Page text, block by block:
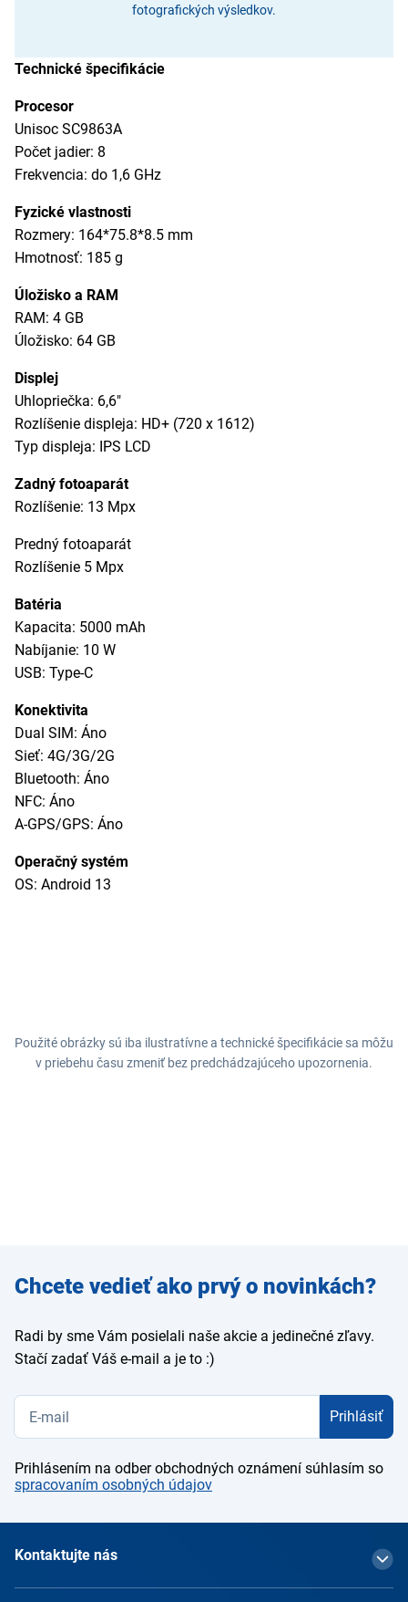
fotografických výsledkov.
Technické špecifikácie
Procesor
Unisoc SC9863A
Počet jadier: 8
Frekvencia: do 1,6 GHz
Fyzické vlastnosti
Rozmery: 164*75.8*8.5 mm
Hmotnosť: 185 g
Úložisko a RAM
RAM: 4 GB
Úložisko: 64 GB
Displej
Uhlopriečka: 6,6"
Rozlíšenie displeja: HD+ (720 x 1612)
Typ displeja: IPS LCD
Zadný fotoaparát
Rozlíšenie: 13 Mpx
Predný fotoaparát
Rozlíšenie 5 Mpx
Batéria
Kapacita: 5000 mAh
Nabíjanie: 10 W
USB: Type-C
Konektivita
Dual SIM: Áno
Sieť: 4G/3G/2G
Bluetooth: Áno
NFC: Áno
A-GPS/GPS: Áno
Operačný systém
OS: Android 13
Použité obrázky sú iba ilustratívne a technické špecifikácie sa môžu
v priebehu času zmeniť bez predchádzajúceho upozornenia.
Zadajte
e-mail
Chcete vedieť ako prvý o novinkách?
Radi by sme Vám posielali naše akcie a jedinečné zľavy.
Stačí zadať Váš e-mail a je to :)
Prihlásiť
Prihlásením na odber obchodných oznámení súhlasím so
spracovaním osobných údajov
Kontaktujte nás